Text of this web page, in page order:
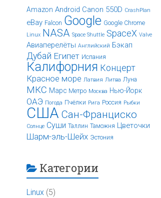
Amazon Android Canon 550D CrashPlan
eBay Falcon Google Google Chrome
Linux NASA Space Shuttle SpaceX Valve
Авиаперелёты Английский Бэкап
Дубай Египет Испания
Калифорния Концерт
Красное море Латвия Литва Луна
МКС Марс Метро Москва Нью-Йорк
ОАЭ Погода Пчёлки Рига Россия Рыбки
США Сан-Франциско
Солнце Суши Таллин Таможня Цветочки
Шарм-эль-Шейх Эстония
Категории
Linux (5)